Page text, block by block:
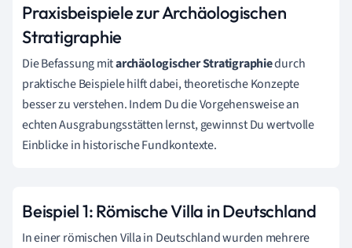
Praxisbeispiele zur Archäologischen
Stratigraphie
Die Befassung mitarchäologischer Stratigraphiedurch
praktische Beispiele hilft dabei, theoretische Konzepte
besser zu verstehen. Indem Du die Vorgehensweise an
echten Ausgrabungsstätten lernst, gewinnst Du wertvolle
Einblicke in historische Fundkontexte.
Beispiel 1: Römische Villa in Deutschland
In einer römischen Villa in Deutschland wurden mehrere